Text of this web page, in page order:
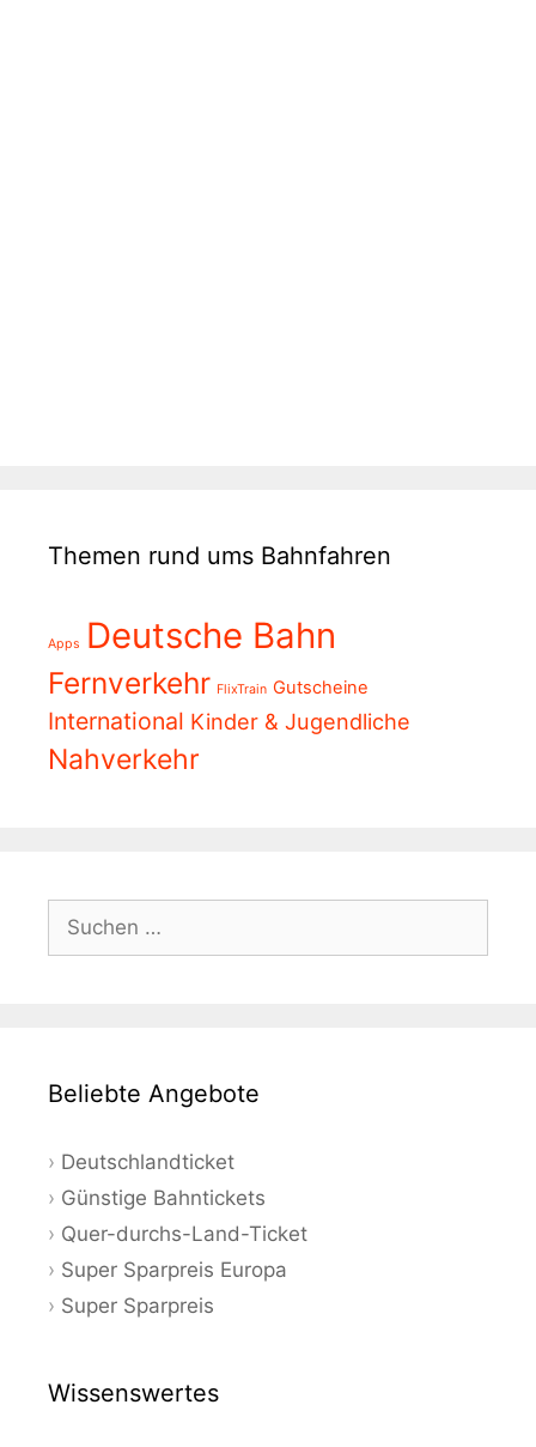
Themen rund ums Bahnfahren
Apps Deutsche Bahn
Fernverkehr FlixTrain Gutscheine
International Kinder & Jugendliche
Nahverkehr
nach:
Beliebte Angebote
Deutschlandticket
Günstige Bahntickets
Quer-durchs-Land-Ticket
Super Sparpreis Europa
Super Sparpreis
Wissenswertes